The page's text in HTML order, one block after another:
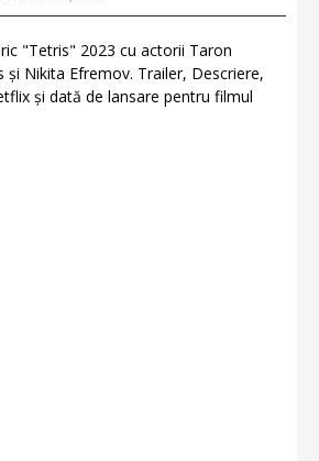
"Tetris" 2023 cu actorii Taron
și Nikita Efremov. Trailer, Descriere,
și dată de lansare pentru filmul